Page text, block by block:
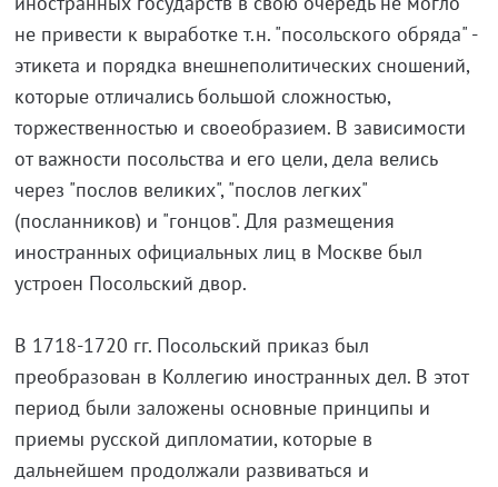
не привести к выработке т.н. "посольского обряда" -
этикета и порядка внешнеполитических сношений,
которые отличались большой сложностью,
торжественностью и своеобразием. В зависимости
от важности посольства и его цели, дела велись
через "послов великих", "послов легких"
(посланников) и "гонцов". Для размещения
иностранных официальных лиц в Москве был
устроен Посольский двор.
В 1718-1720 гг. Посольский приказ был
преобразован в Коллегию иностранных дел. В этот
период были заложены основные принципы и
приемы русской дипломатии, которые в
дальнейшем продолжали развиваться и